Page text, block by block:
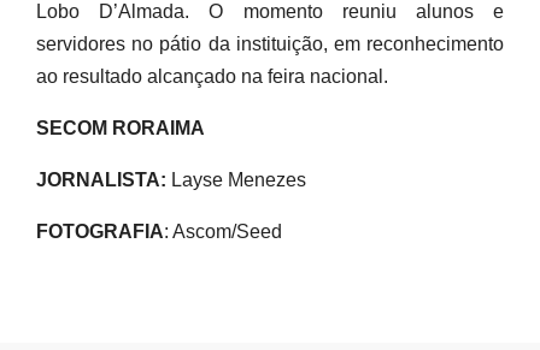
Lobo D’Almada. O momento reuniu alunos e
servidores no pátio da instituição, em reconhecimento
ao resultado alcançado na feira nacional.
SECOM RORAIMA
JORNALISTA: Layse Menezes
FOTOGRAFIA: Ascom/Seed